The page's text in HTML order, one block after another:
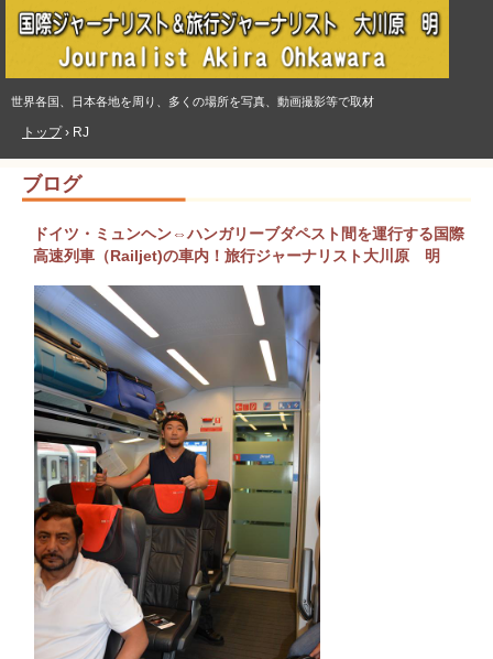
世界各国、日本各地を周り、多くの場所を写真、動画撮影等で取材
トップ› RJ
ブログ
ドイツ・ミュンヘン⇔ハンガリーブダペスト間を運行する国際
高速列車（Railjet)の車内！旅行ジャーナリスト大川原 明